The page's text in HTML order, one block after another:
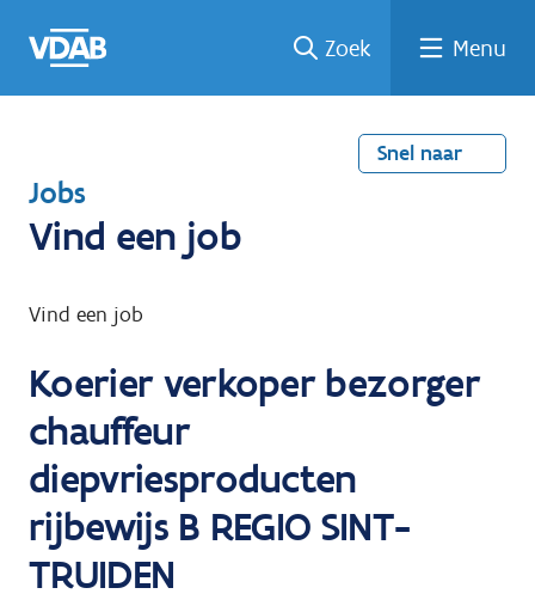
naar
een
een
job
naar
Zoek Menu
Snel naar
T
e
u
n
a
r
Jobs
Vind een job
Vind een job
Koerier verkoper bezorger
chauffeur
diepvriesproducten
rijbewijs B REGIO SINT-
TRUIDEN